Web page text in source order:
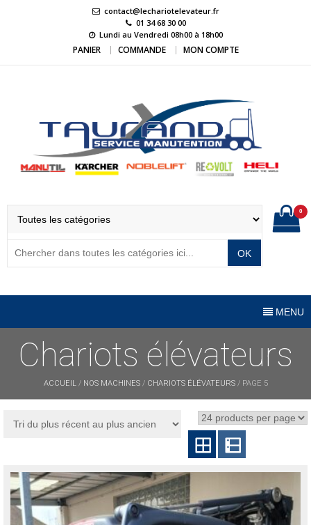
contact@lechariotelevateur.fr
01 34 68 30 00
Lundi au Vendredi 08h00 à 18h00
PANIER COMMANDE MON COMPTE
OK
0
MENU
Chariots élévateurs
ACCUEIL/ NOS MACHINES/ CHARIOTS ÉLÉVATEURS/ PAGE 5